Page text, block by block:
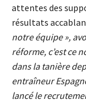
attentes des
résultats
notre équipe »,
réforme, c’est ce
dans la tanière
entraîneur
lancé le